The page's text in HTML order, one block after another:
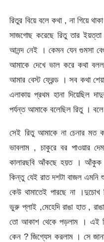
রিতুর বিয়ে বলে কথা , না গিয়ে
সাজগোছ করেছে রিতু তার
আনন্দ নেই । কেমন যেন গুমসা
আমাকে দেখে ভাল করে কথা
আমার বেস্ট ফ্রেন্ড । সব কথা
এলাকায় প্রথম হানা দিয়েছিল
পর্যন্ত আমাকে বলেছিল রিতু ।
সেই রিতু আমাকে না চেনার
ভাবলাম , চাকুরে বর পাওয়ার
কালারছবি আঁকছে হয়ত । আঁকুক
কিন্তু যেই রাত দশটা বাজল এমনি
কেউ থামাতেই পারছে না
ভুরু প্লাই ,মেহেদি রাঙা হাত ,
তো আকাশ থেকে পড়লাম । এই
কেন ? জিগ্যেস করলাম । সে